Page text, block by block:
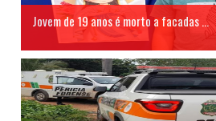
Jovem de 19 anos é morto a facadas ...